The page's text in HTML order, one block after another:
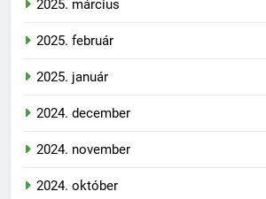
2025. március
2025. február
2025. január
2024. december
2024. november
2024. október